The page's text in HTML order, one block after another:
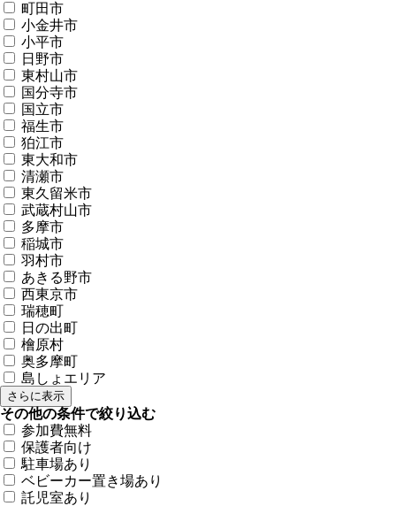
町田市
小金井市
小平市
日野市
東村山市
国分寺市
国立市
福生市
狛江市
東大和市
清瀬市
東久留米市
武蔵村山市
多摩市
稲城市
羽村市
あきる野市
西東京市
瑞穂町
日の出町
檜原村
奥多摩町
島しょエリア
さらに表示
その他の条件で絞り込む
参加費無料
保護者向け
駐車場あり
ベビーカー置き場あり
託児室あり